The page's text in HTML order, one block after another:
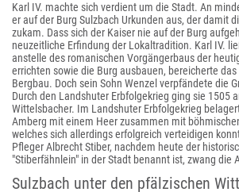
Karl IV. machte sich verdient um die Stadt. An
er auf der Burg Sulzbach Urkunden aus, der damit
zukam. Dass sich der Kaiser nie auf der Burg
neuzeitliche Erfindung der Lokaltradition. Karl IV.
anstelle des romanischen Vorgängerbaus der
errichten sowie die Burg ausbauen, bereicherte
Bergbau. Doch sein Sohn Wenzel verpfändete die
Durch den Landshuter Erbfolgekrieg ging sie 1505
Wittelsbacher. Im Landshuter Erbfolgekrieg
Amberg mit einem Heer zusammen mit
welches sich allerdings erfolgreich verteidigen
Pfleger Albrecht Stiber, nachdem heute der
"Stiberfähnlein" in der Stadt benannt ist, zwang die
Sulzbach unter den pfälzischen